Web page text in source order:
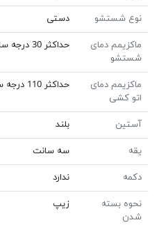
نوع شستشو دستی
ماکزیمم دمای
شستشو
حداکثر 30 درجه سانتی‌گراد
ماکزیمم دمای
اتو کشی
حداکثر 110 درجه سانتی‌گراد
آستین بلند
یقه سه سانت
دکمه ندارد
نحوه بسته
شدن
زیپ